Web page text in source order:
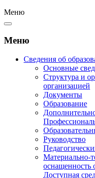
Меню
Меню
Сведения об
Основные
Структура и
организацией
Документы
Образование
Руководство
Материально-
оснащенность
Доступная